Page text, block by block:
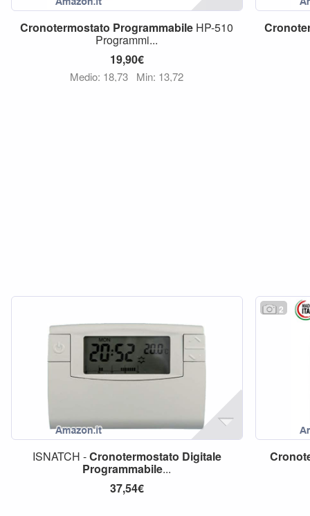
Cronotermostato Programmabile HP-510
Programmi...
19,90€
Medio: 18,73 Min: 13,72
ISNATCH -Cronotermostato Digitale
Programmabile...
37,54€
2